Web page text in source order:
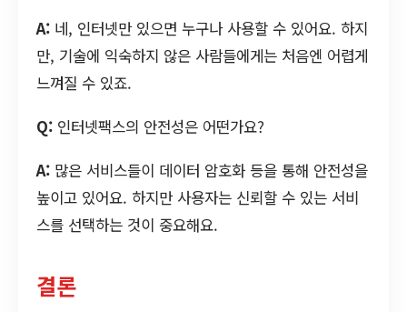
A: 네, 인터넷만 있으면 누구나 사용할 수 있어요. 하지
만, 기술에 익숙하지 않은 사람들에게는 처음엔 어렵게
느껴질 수 있죠.
Q: 인터넷팩스의 안전성은 어떤가요?
A: 많은 서비스들이 데이터 암호화 등을 통해 안전성을
높이고 있어요. 하지만 사용자는 신뢰할 수 있는 서비
스를 선택하는 것이 중요해요.
결론